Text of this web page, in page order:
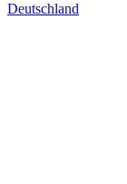
Deutschland